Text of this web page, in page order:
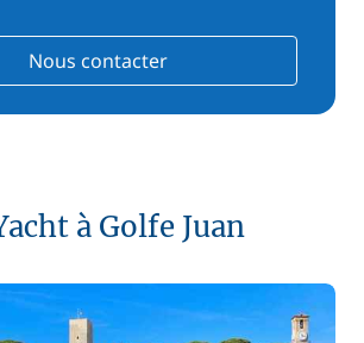
Nous contacter
à Golfe Juan